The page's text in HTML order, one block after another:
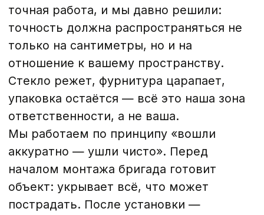
Защита мебели и полов
До того как первый инструмент
окажется в руках монтажника, бригада
укрывает всё вокруг рабочей зоны.
Полы — защитной плёнкой или нетканым
материалом. Мебель, подоконники и
соседние поверхности — упаковочными
накидками. Плинтусы и дверные откосы
пострадать. После установки —
полностью убирает рабочую зону и
вывозит строительный мусор. Вы
принимаете результат, а не разгребаете
Это не дополнительнаяуслуга и не
опция за доплату. Это стандарт,
который действует на каждом нашем
объекте — вне зависимости от его
масштаба.